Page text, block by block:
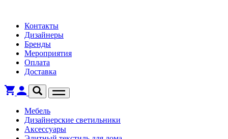
Контакты
Дизайнеры
Бренды
Мероприятия
Оплата
Доставка
Мебель
Дизайнерские светильники
Аксессуары